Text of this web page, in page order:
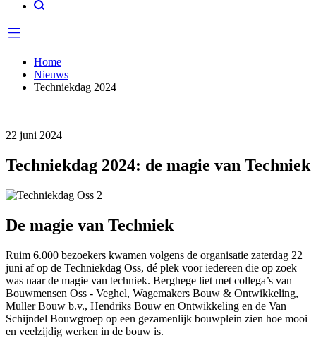
Home
Nieuws
Techniekdag 2024
22 juni 2024
Techniekdag 2024: de magie van Techniek
De magie van Techniek
Ruim 6.000 bezoekers kwamen volgens de organisatie zaterdag 22
juni af op de Techniekdag Oss, dé plek voor iedereen die op zoek
was naar de magie van techniek. Berghege liet met collega’s van
Bouwmensen Oss - Veghel, Wagemakers Bouw & Ontwikkeling,
Muller Bouw b.v., Hendriks Bouw en Ontwikkeling en de Van
Schijndel Bouwgroep op een gezamenlijk bouwplein zien hoe mooi
en veelzijdig werken in de bouw is.